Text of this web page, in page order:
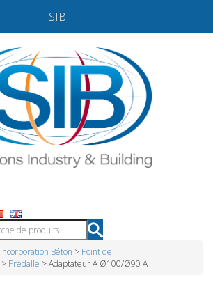
Incorporation Béton > Point de
> Prédalle > Adaptateur A Ø100/Ø90 A
SIB